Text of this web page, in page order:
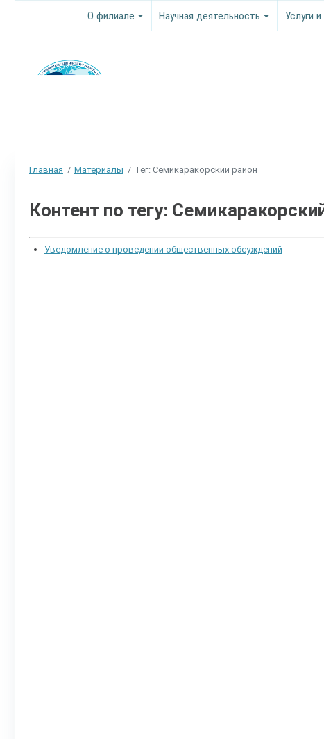
О филиале Научная деятельность Услуги
Главная Материалы Тег: Семикаракорский район
Контент по тегу:
Уведомление о проведении общественных обсуждений